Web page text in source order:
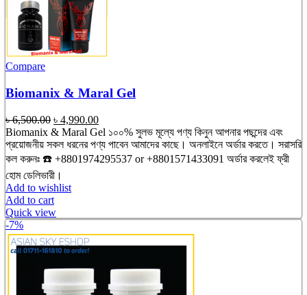
Compare
Biomanix & Maral Gel
৳6,500.00 Original
price
was:
৳ 6,500.00.
৳ 4,990.00Current
price
is:
৳ 4,990.00.
Biomanix & Maral Gel ১০০% সুলভ মূল্যে পণ্য কিনুন আপনার পছন্দের এবং
প্রয়োজনীয় সকল ধরনের পণ্য পাবেন আমাদের কাছে। অনলাইনে অর্ডার করতে। সরাসরি
কল করুনঃ ☎️ +8801974295537 or+8801571433091 অর্ডার করলেই ফ্রী
হোম ডেলিভারী।
Add to wishlist
Add to cart
Quick view
-7%